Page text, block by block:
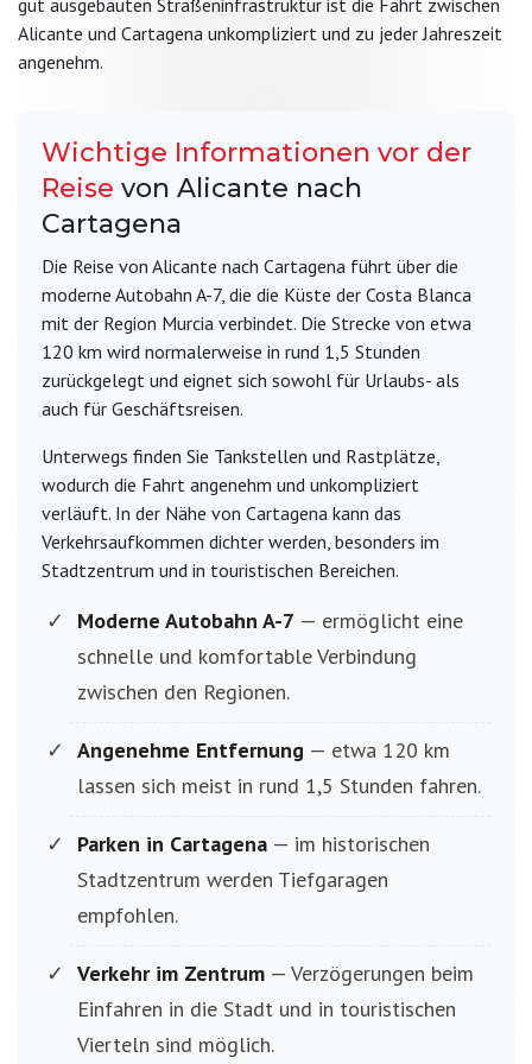
gut ausgebauten Straßeninfrastruktur ist die Fahrt zwischen
Alicante und Cartagena unkompliziert und zu jeder Jahreszeit
angenehm.
Wichtige Informationen vor der
Reise von Alicante nach
Cartagena
Die Reise von Alicante nach Cartagena führt über die
moderne Autobahn A-7, die die Küste der Costa Blanca
mit der Region Murcia verbindet. Die Strecke von etwa
120 km wird normalerweise in rund 1,5 Stunden
zurückgelegt und eignet sich sowohl für Urlaubs- als
auch für Geschäftsreisen.
Unterwegs finden Sie Tankstellen und Rastplätze,
wodurch die Fahrt angenehm und unkompliziert
verläuft. In der Nähe von Cartagena kann das
Verkehrsaufkommen dichter werden, besonders im
Stadtzentrum und in touristischen Bereichen.
Moderne Autobahn A-7 — ermöglicht eine
schnelle und komfortable Verbindung
zwischen den Regionen.
Angenehme Entfernung — etwa 120 km
lassen sich meist in rund 1,5 Stunden fahren.
Parken in Cartagena — im historischen
Stadtzentrum werden Tiefgaragen
empfohlen.
Verkehr im Zentrum — Verzögerungen beim
Einfahren in die Stadt und in touristischen
Vierteln sind möglich.